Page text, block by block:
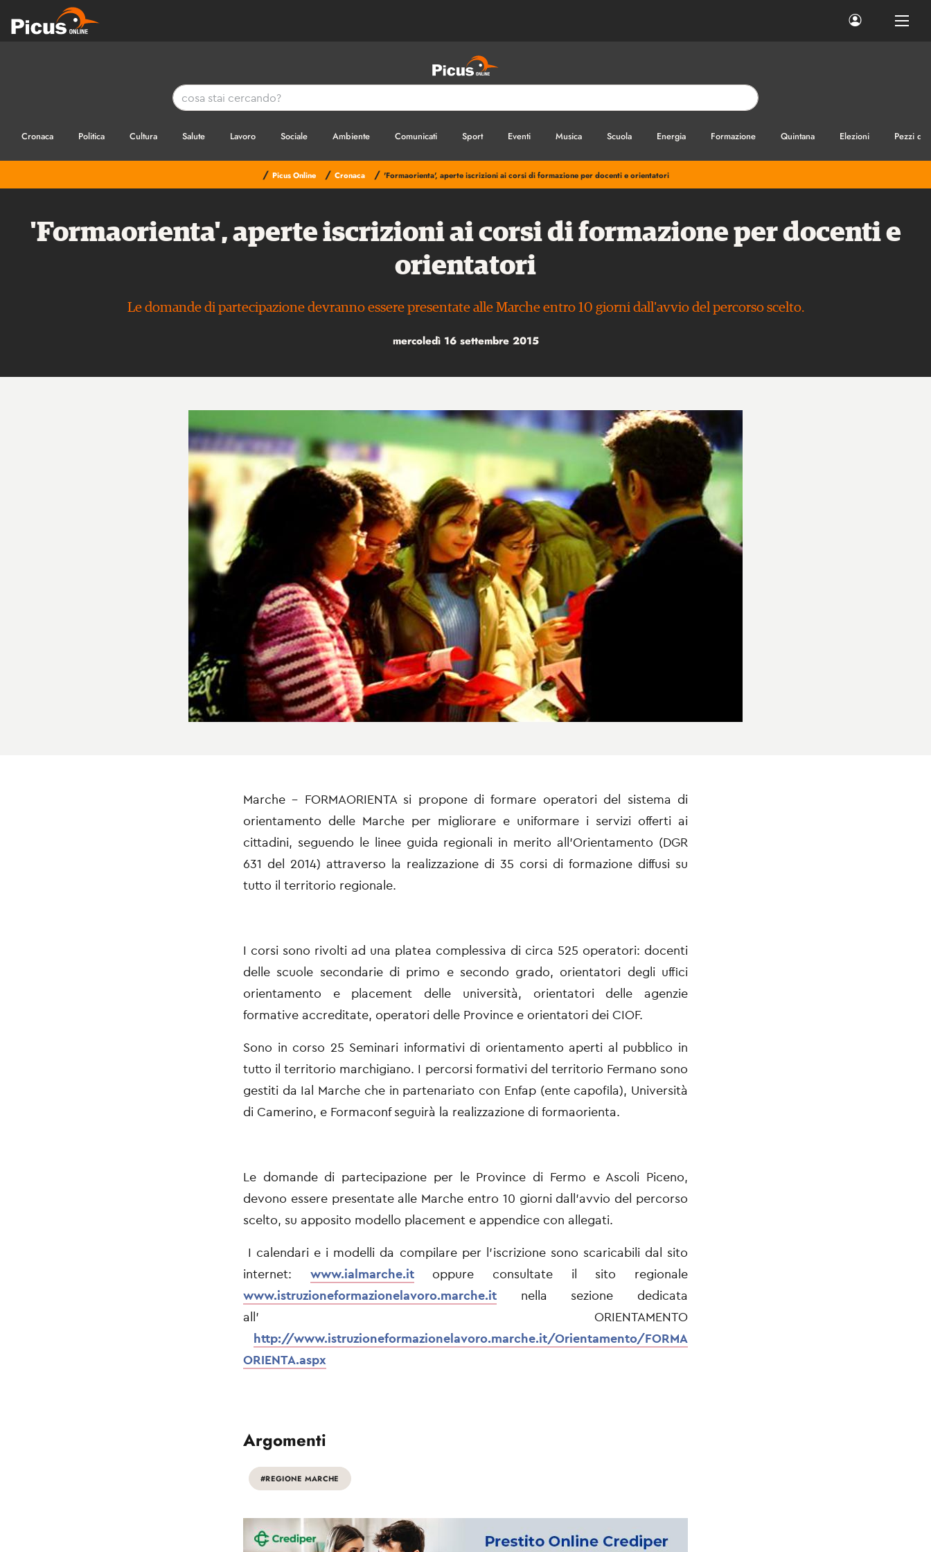
Cronaca Politica Cultura Salute Lavoro Sociale Ambiente Comunicati Sport Eventi Musica Scuola Energia Formazione Quintana Elezioni Pezzi di
/ Picus Online / Cronaca / 'Formaorienta', aperte iscrizioni ai corsi di formazione per docenti e orientatori
'Formaorienta', aperte iscrizioni ai corsi di formazione per docenti e
orientatori
Le domande di partecipazione devranno essere presentate alle Marche entro 10 giorni dall'avvio del percorso scelto.
mercoledì 16 settembre 2015
Marche - FORMAORIENTAsi propone di formare operatori del sistema di
orientamento delle Marche per migliorare e uniformare i servizi offerti ai
cittadini, seguendo le linee guida regionali in merito all’Orientamento (DGR
631 del 2014) attraverso la realizzazione di 35 corsi di formazione diffusi su
tutto il territorio regionale.
I corsi sono rivolti ad una platea complessiva di circa 525 operatori: docenti
delle scuole secondarie di primo e secondo grado, orientatori degli uffici
orientamento e placement delle università, orientatori delle agenzie
formative accreditate, operatori delle Province e orientatori dei CIOF.
Sono in corso 25 Seminari informativi di orientamento aperti al pubblico in
tutto il territorio marchigiano. I percorsi formativi del territorio Fermano sono
gestiti da Ial Marche che in partenariato con Enfap (ente capofila), Università
di Camerino, e Formaconf seguirà la realizzazione di formaorienta.
Le domande di partecipazione per le Province di Fermo e Ascoli Piceno,
devono essere presentate alle Marche entro 10 giorni dall’avvio del percorso
scelto, su apposito modello placement e appendice con allegati.
I calendari e i modelli da compilare per l’iscrizione sono scaricabili dal sito
internet: www.ialmarche.itoppure consultate il sito regionale
www.istruzioneformazionelavoro.marche.it nella sezione dedicata
all’ ORIENTAMENTO
http://www.istruzioneformazionelavoro.marche.it/Orientamento/FORMA
ORIENTA.aspx
Argomenti
#REGIONE MARCHE